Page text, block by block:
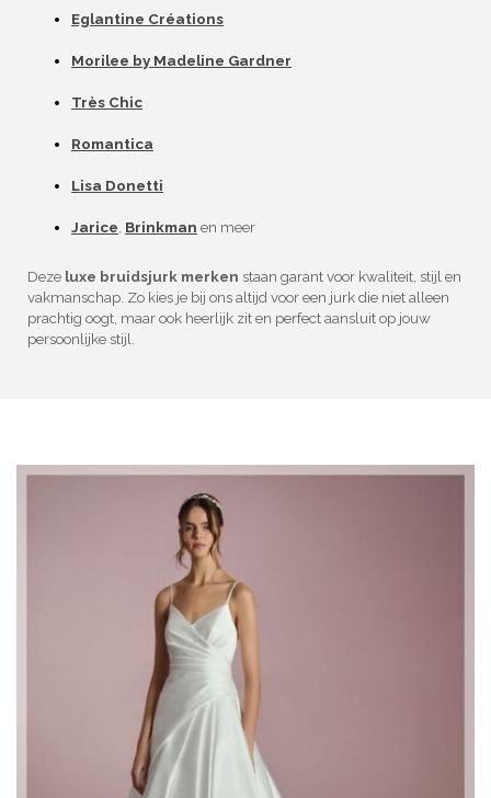
Eglantine Créations
Morilee by Madeline Gardner
Très Chic
Romantica
Lisa Donetti
Jarice Brinkman en meer
Deze luxe bruidsjurk merken staan garant voor kwaliteit, stijl en
vakmanschap. Zo kies je bij ons altijd voor een jurk die niet alleen
prachtig oogt, maar ook heerlijk zit en perfect aansluit op jouw
persoonlijke stijl.